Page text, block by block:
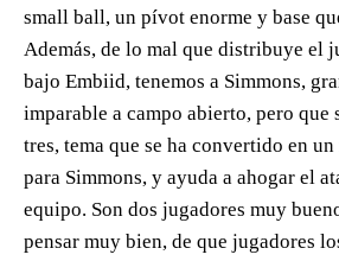
small ball, un pívot enorme y base
Además, de lo mal que distribuye el
bajo Embiid, tenemos a Simmons,
imparable a campo abierto, pero que
tres, tema que se ha convertido en
para Simmons, y ayuda a ahogar el
equipo. Son dos jugadores muy
pensar muy bien, de que jugadores